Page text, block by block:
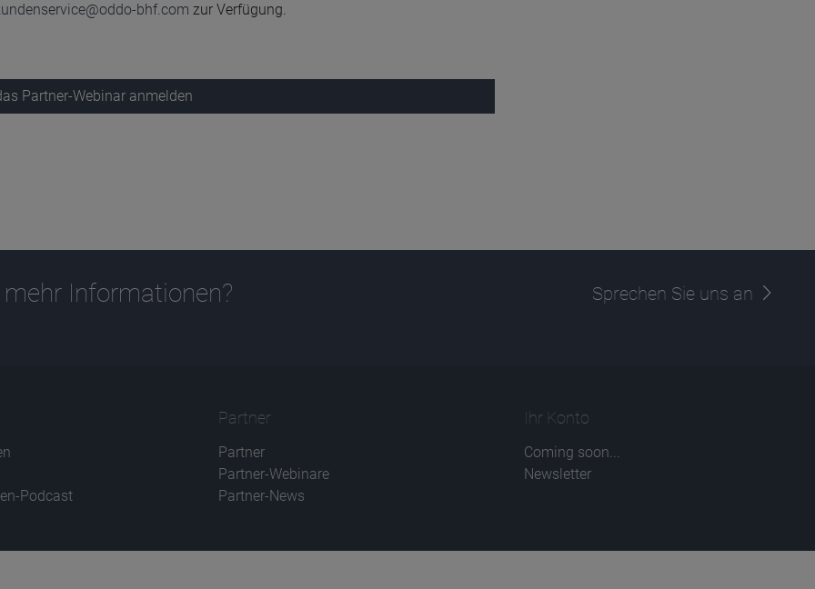
bhf.com zur Verfügung.
Partner-Webinar anmelden
Informationen? Sprechen Sie uns an
Podcast
Partner
Partner
Partner-Webinare
Partner-News
Ihr Konto
Coming soon...
Newsletter